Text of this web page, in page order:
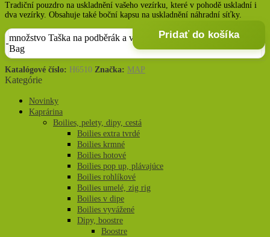
Tradiční pouzdro na uskladnění vašeho vezírku, které v pohodě uskladní i
dva vezírky. Obsahuje také boční kapsu na uskladnění náhradní síťky.
množstvo Taška na podběrák a vezírek MAP Dual Net
Bag
Pridať do košíka
Katalógové číslo: H6510 Značka: MAP
Kategórie
Novinky
Kaprárina
Boilies, pelety, dipy, cestá
Boilies extra tvrdé
Boilies krmné
Boilies hotové
Boilies pop up, plávajúce
Boilies rohlíkové
Boilies umelé, zig rig
Boilies v dipe
Boilies vyvážené
Dipy, boostre
Boostre